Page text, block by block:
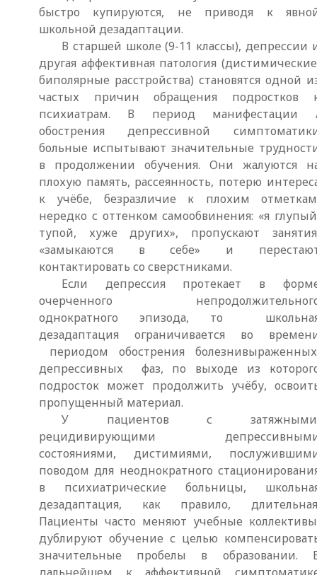
быстро купируются, не приводя к
школьной дезадаптации.
В старшей школе (9-11 классы), депрессии
другая аффективная патология
биполярные расстройства) становятся одной
частых причин обращения подростков
психиатрам. В период манифестации
обострения депрессивной
больные испытывают значительные
в продолжении обучения. Они жалуются
плохую память, рассеянность, потерю
к учёбе, безразличие к плохим
нередко с оттенком самообвинения: «я
тупой, хуже других», пропускают
«замыкаются в себе» и
контактировать со сверстниками.
Если депрессия протекает в
очерченного
однократного эпизода, то
дезадаптация ограничивается во
периодом обострения
депрессивных фаз, по выходе из
подросток может продолжить учёбу,
пропущенный материал.
У пациентов с
рецидивирующими
состояниями, дистимиями,
поводом для неоднократного
в психиатрические больницы,
дезадаптация, как правило,
Пациенты часто меняют учебные
дублируют обучение с целью
значительные пробелы в образовании.